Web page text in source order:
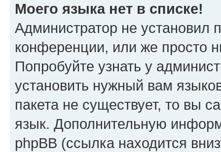
Моего языка нет в списке!
Администратор не установил
конференции, или же просто
Попробуйте узнать у
установить нужный вам
пакета не существует, то вы
язык. Дополнительную
phpBB (ссылка находится